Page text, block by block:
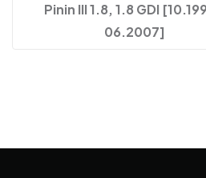
Pinin III 1.8, 1.8 GDI
06.2007]